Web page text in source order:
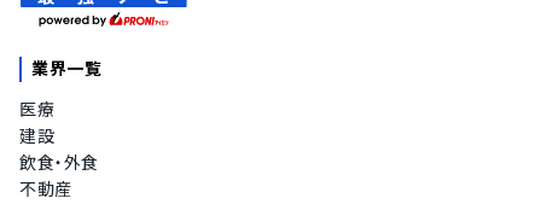
業界一覧
医療
建設
飲食・外食
不動産